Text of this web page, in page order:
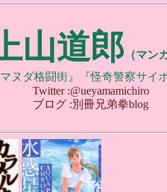
山道郎 （マン
マヌダ格闘街』『怪奇警察サイ
Twitter :@ueyamamichiro
ブログ :別冊兄弟拳blog